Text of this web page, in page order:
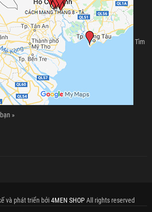
Tìm
»
và phát triển bởi4MEN SHOPAll rights reserved